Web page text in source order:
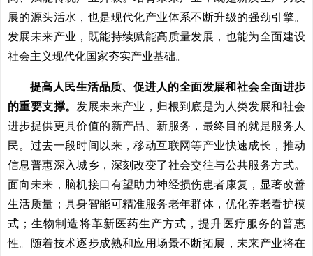
展的源头活水，也是现代化产业体系不断升级的强劲引擎。
发展未来产业，既能持续赋能高质量发展，也能为全面建设
社会主义现代化国家夯实产业基础。
提高人民生活品质、促进人的全面发展和社会全面进步
的重要支撑。 发展未来产业，归根到底是为人类发展和社会
进步提供更具价值的新产品、新服务，最终目的就是服务人
民。过去一段时间以来，移动互联网等产业快速成长，推动
信息普惠深入城乡，深刻改变了社会交往与公共服务方式。
面向未来，脑机接口有望助力神经损伤患者康复，显著改善
生活质量；具身智能可精准服务老年群体，优化养老看护模
式；生物制造将革新医药生产方式，提升医疗服务的普惠
性。随着技术逐步成熟和应用场景不断拓展，未来产业将在